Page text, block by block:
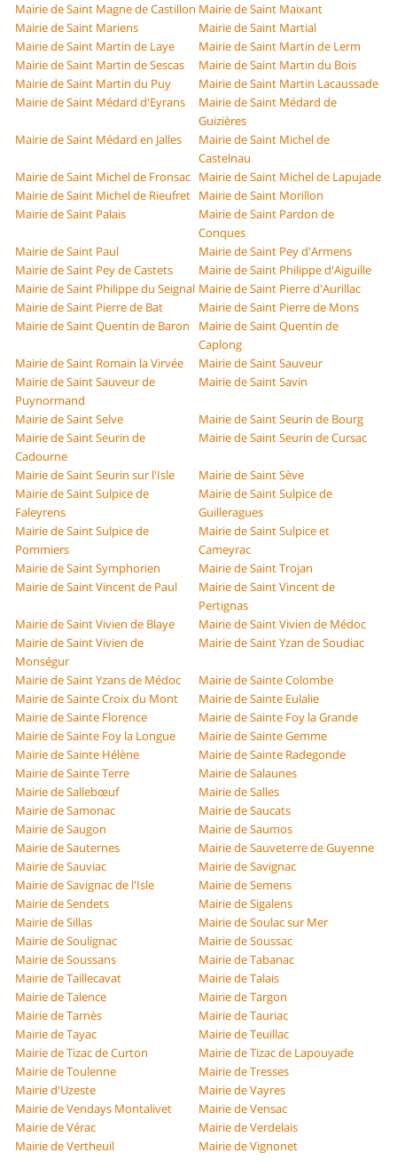
Mairie de Saint Magne de Castillon Mairie de Saint Maixant
Mairie de Saint Mariens
Mairie de Saint Martial
Mairie de Saint Martin de Laye
Mairie de Saint Martin de Lerm
Mairie de Saint Martin de Sescas
Mairie de Saint Martin du Bois
Mairie de Saint Martin du Puy
Mairie de Saint Martin Lacaussade
Mairie de Saint Médard d'Eyrans
Mairie de Saint Médard de
Guizières
Mairie de Saint Médard en Jalles
Mairie de Saint Michel de
Castelnau
Mairie de Saint Michel de Fronsac Mairie de Saint Michel de Lapujade
Mairie de Saint Michel de Rieufret Mairie de Saint Morillon
Mairie de Saint Palais
Mairie de Saint Pardon de
Conques
Mairie de Saint Paul
Mairie de Saint Pey d'Armens
Mairie de Saint Pey de Castets
Mairie de Saint Philippe d'Aiguille
Mairie de Saint Philippe du Seignal Mairie de Saint Pierre d'Aurillac
Mairie de Saint Pierre de Bat
Mairie de Saint Pierre de Mons
Mairie de Saint Quentin de Baron
Mairie de Saint Quentin de
Caplong
Mairie de Saint Romain la Virvée
Mairie de Saint Sauveur
Mairie de Saint Sauveur de
Puynormand
Mairie de Saint Savin
Mairie de Saint Selve
Mairie de Saint Seurin de Bourg
Mairie de Saint Seurin de
Cadourne
Mairie de Saint Seurin de Cursac
Mairie de Saint Seurin sur l'Isle
Mairie de Saint Sève
Mairie de Saint Sulpice de
Faleyrens
Mairie de Saint Sulpice de
Guilleragues
Mairie de Saint Sulpice de
Pommiers
Mairie de Saint Sulpice et
Cameyrac
Mairie de Saint Symphorien
Mairie de Saint Trojan
Mairie de Saint Vincent de Paul
Mairie de Saint Vincent de
Pertignas
Mairie de Saint Vivien de Blaye
Mairie de Saint Vivien de Médoc
Mairie de Saint Vivien de
Monségur
Mairie de Saint Yzan de Soudiac
Mairie de Saint Yzans de Médoc
Mairie de Sainte Colombe
Mairie de Sainte Croix du Mont
Mairie de Sainte Eulalie
Mairie de Sainte Florence
Mairie de Sainte Foy la Grande
Mairie de Sainte Foy la Longue
Mairie de Sainte Gemme
Mairie de Sainte Hélène
Mairie de Sainte Radegonde
Mairie de Sainte Terre
Mairie de Salaunes
Mairie de Sallebœuf
Mairie de Salles
Mairie de Samonac
Mairie de Saucats
Mairie de Saugon
Mairie de Saumos
Mairie de Sauternes
Mairie de Sauveterre de Guyenne
Mairie de Sauviac
Mairie de Savignac
Mairie de Savignac de l'Isle
Mairie de Semens
Mairie de Sendets
Mairie de Sigalens
Mairie de Sillas
Mairie de Soulac sur Mer
Mairie de Soulignac
Mairie de Soussac
Mairie de Soussans
Mairie de Tabanac
Mairie de Taillecavat
Mairie de Talais
Mairie de Talence
Mairie de Targon
Mairie de Tarnès
Mairie de Tauriac
Mairie de Tayac
Mairie de Teuillac
Mairie de Tizac de Curton
Mairie de Tizac de Lapouyade
Mairie de Toulenne
Mairie de Tresses
Mairie d'Uzeste
Mairie de Vayres
Mairie de Vendays Montalivet
Mairie de Vensac
Mairie de Vérac
Mairie de Verdelais
Mairie de Vertheuil
Mairie de Vignonet